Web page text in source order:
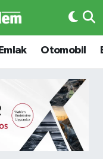
Emlak Otomobil